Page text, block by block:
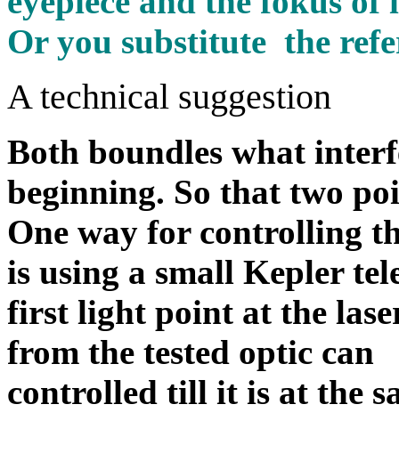
Or you substitute the
A technical suggestion
Both boundles what
beginning. So that two
One way for controlling
is using a small Kepler
first light point at the
from the tested optic can
controlled till it is at the